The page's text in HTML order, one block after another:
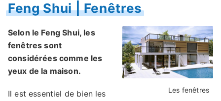
Feng Shui | Fenêtres
Les fenêtres
Selon le Feng Shui, les
fenêtres sont
considérées comme les
yeux de la maison.
Il est essentiel de bien les